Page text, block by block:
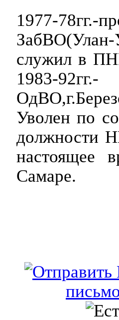
1977-78гг.-
служил в
1983-92гг.-
Уволен по
должности
настоящее
Самаре.